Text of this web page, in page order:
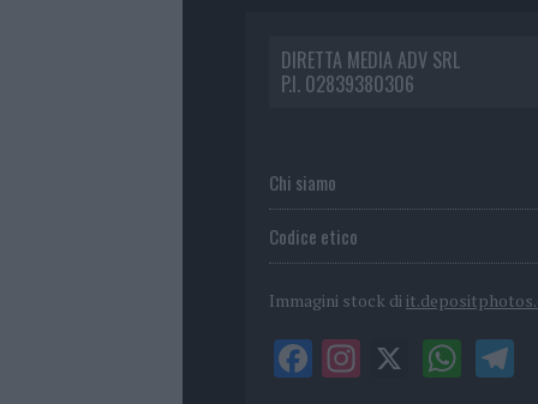
DIRETTA MEDIA ADV SRL
P.I. 02839380306
Chi siamo
Codice etico
Immagini stock di